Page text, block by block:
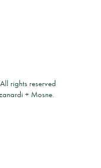
rights reserved
+ Mosne.